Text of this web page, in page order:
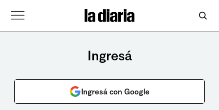
Ingresá
Ingresá con Google